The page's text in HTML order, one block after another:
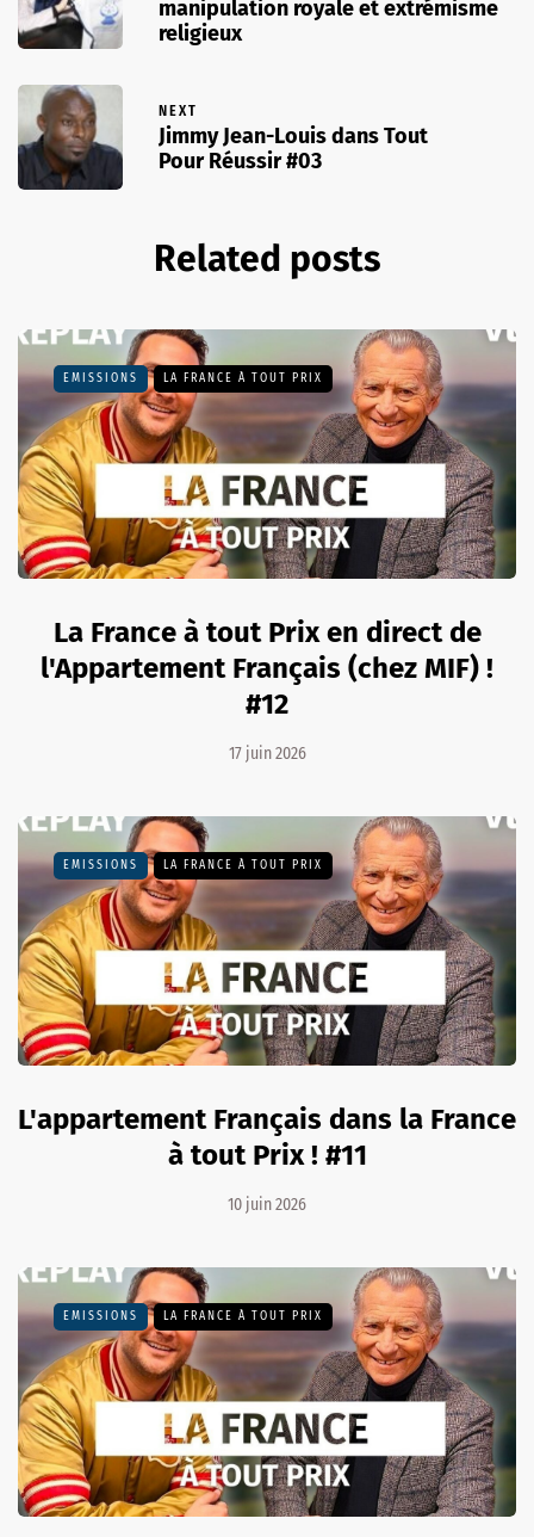
manipulation royale et extrémisme
religieux
NEXT
Jimmy Jean-Louis dans Tout
Pour Réussir #03
Related posts
EMISSIONS LA FRANCE À TOUT PRIX
La France à tout Prix en direct de
l'Appartement Français (chez MIF) !
#12
17 juin 2026
EMISSIONS LA FRANCE À TOUT PRIX
L'appartement Français dans la France
à tout Prix ! #11
10 juin 2026
EMISSIONS LA FRANCE À TOUT PRIX